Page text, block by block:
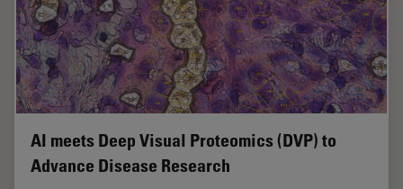
AI meets Deep Visual Proteomics (DVP) to
Advance Disease Research